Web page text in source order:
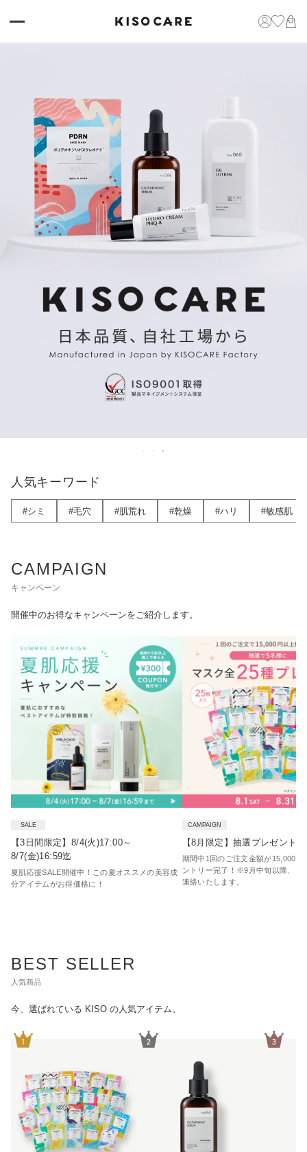
人気キーワード
#シミ #毛穴 #肌荒れ #乾燥 #ハリ #敏感肌
CAMPAIGN
キャンペーン
開催中のお得なキャンペーンをご紹介します。
SALE
【3日間限定】8/4(火)17:00～
8/7(金)16:59迄
夏肌応援SALE開催中！この夏オススメの美容成
分アイテムがお得価格に！
CAMPAIGN
【8月限定】抽選プレゼント
期間中1回のご注文金額が15,000円
ントリー完了！※9月中旬以降、当
連絡いたします。
BEST SELLER
人気商品
今、選ばれている KISO の人気アイテム。